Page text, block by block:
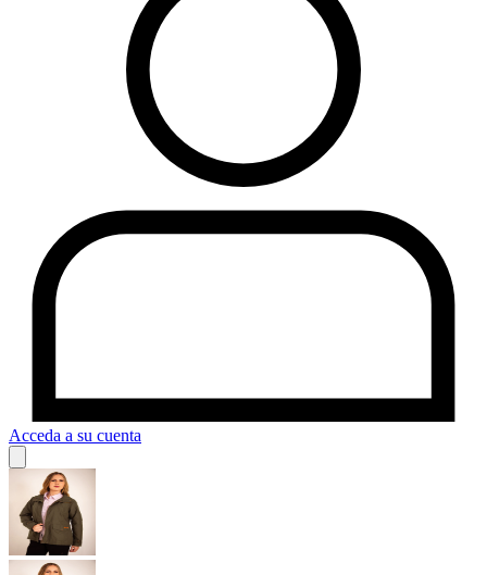
Acceda a su cuenta